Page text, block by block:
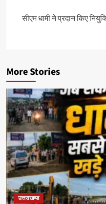
सीएम धामी ने प्रदान किए
More Stories
उत्तराखण्ड